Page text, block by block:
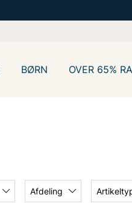
BØRN OVER 65%
Afdeling